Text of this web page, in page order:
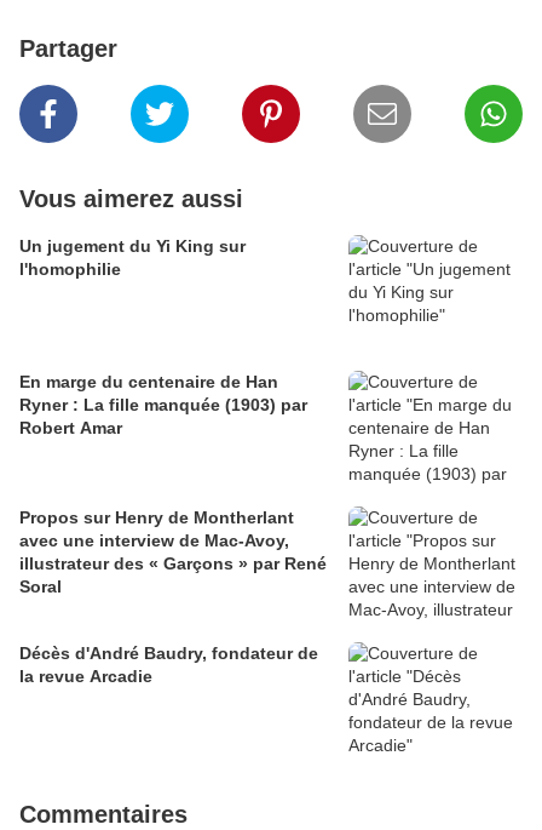
Partager
Vous aimerez aussi
Un jugement du Yi King sur
l'homophilie
En marge du centenaire de Han
Ryner : La fille manquée (1903) par
Robert Amar
Propos sur Henry de Montherlant
avec une interview de Mac-Avoy,
illustrateur des « Garçons » par René
Soral
Décès d'André Baudry, fondateur de
la revue Arcadie
Commentaires